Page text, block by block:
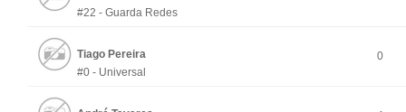
#22 - Guarda Redes
Tiago Pereira
#0 - Universal
0